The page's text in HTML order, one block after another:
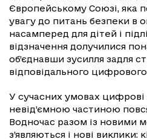
Європейському Союзі, яка
увагу до питань безпеки в
насамперед для дітей і
відзначення долучилися
об’єднавши зусилля задля
відповідального
У сучасних умовах цифрові
невід’ємною частиною
Водночас разом із новими
з’являються і нові виклики: